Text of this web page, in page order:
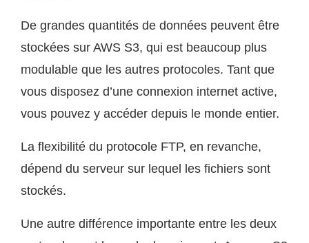
De grandes quantités de données peuvent être
stockées sur AWS S3, qui est beaucoup plus
modulable que les autres protocoles. Tant que
vous disposez d’une connexion internet active,
vous pouvez y accéder depuis le monde entier.
La flexibilité du protocole FTP, en revanche,
dépend du serveur sur lequel les fichiers sont
stockés.
Une autre différence importante entre les deux